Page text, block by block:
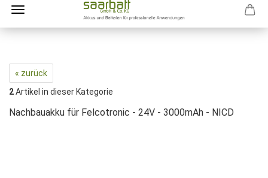
« zurück
2Artikel in dieser Kategorie
Nachbauakku für Felcotronic - 24V - 3000mAh - NICD